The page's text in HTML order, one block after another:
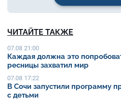
ЧИТАЙТЕ ТАКЖЕ
07.08 21:00
Каждая должна это
ресницы захватил мир
07.08 17:22
В Сочи запустили программу
с детьми